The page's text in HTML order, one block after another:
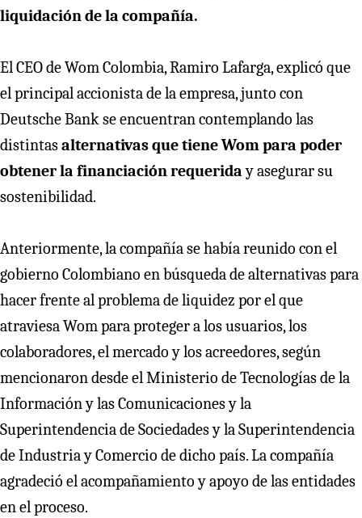
liquidación de la compañía.
El CEO de Wom Colombia, Ramiro Lafarga, explicó que
el principal accionista de la empresa, junto con
Deutsche Bank se encuentran contemplando las
distintasalternativas que tiene Wom para poder
obtener la financiación requeriday asegurar su
sostenibilidad.
Anteriormente, la compañía se había reunido con el
gobierno Colombiano en búsqueda de alternativas para
hacer frente al problema de liquidez por el que
atraviesa Wom para proteger a los usuarios, los
colaboradores, el mercado y los acreedores, según
mencionaron desde el Ministerio de Tecnologías de la
Información y las Comunicaciones y la
Superintendencia de Sociedades y la Superintendencia
de Industria y Comercio de dicho país. La compañía
agradeció el acompañamiento y apoyo de las entidades
en el proceso.